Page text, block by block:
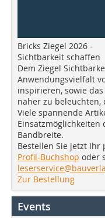
Bricks Ziegel 2026 -
Sichtbarkeit schaffen
Dem Ziegel
Anwendungsvielfalt
inspirieren, sowie
näher zu beleuchten,
Viele spannende
Einsatzmöglichkeiten
Bandbreite.
Bestellen Sie jetzt Ihr
Profil-Buchshop oder
Zur Bestellung
Events